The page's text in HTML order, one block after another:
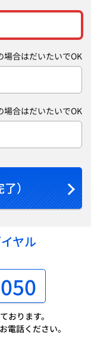
合はだいたいでOK
合はだいたいでOK
）
ヤル
おります。
電話ください。